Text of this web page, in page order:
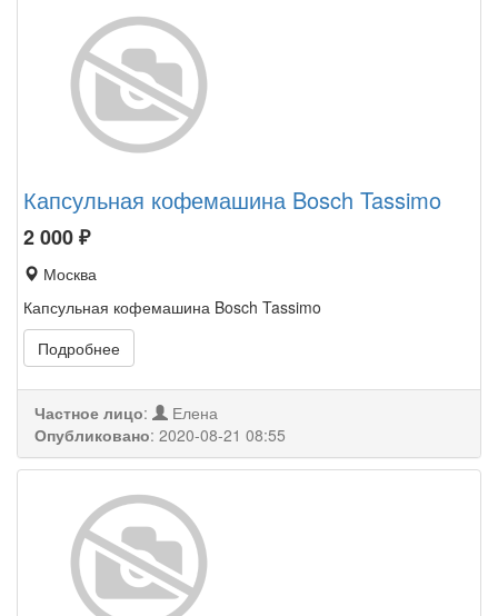
Капсульная кофемашина Bosch Tassimo
2 000₽
Москва
Капсульная кофемашина Bosch Tassimo
Подробнее
Частное лицо:
Елена
Опубликовано: 2020-08-21 08:55